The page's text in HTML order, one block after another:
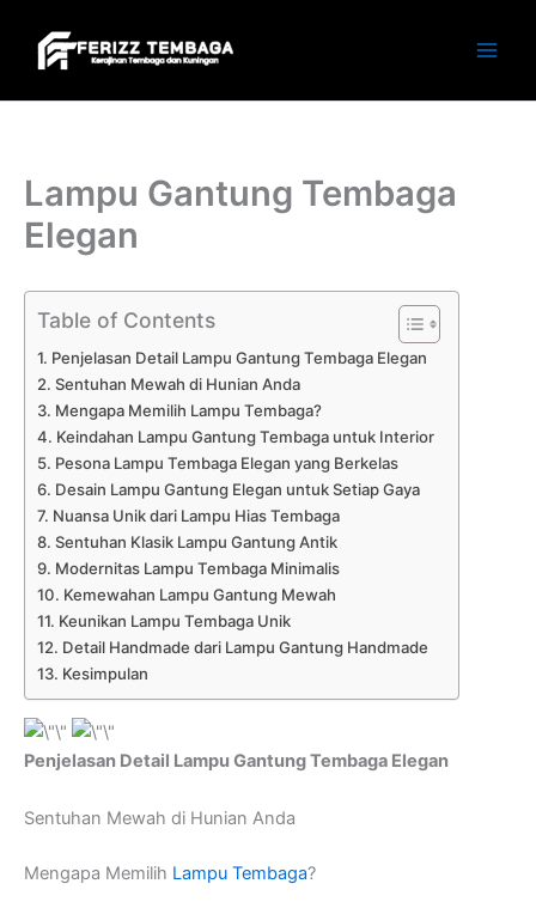
content
Lampu Gantung Tembaga
Elegan
Table of Contents
Penjelasan Detail Lampu Gantung Tembaga Elegan
Sentuhan Mewah di Hunian Anda
Mengapa Memilih Lampu Tembaga?
Keindahan Lampu Gantung Tembaga untuk Interior
Pesona Lampu Tembaga Elegan yang Berkelas
Desain Lampu Gantung Elegan untuk Setiap Gaya
Nuansa Unik dari Lampu Hias Tembaga
Sentuhan Klasik Lampu Gantung Antik
Modernitas Lampu Tembaga Minimalis
Kemewahan Lampu Gantung Mewah
Keunikan Lampu Tembaga Unik
Detail Handmade dari Lampu Gantung Handmade
Kesimpulan
Penjelasan Detail Lampu Gantung Tembaga Elegan
Sentuhan Mewah di Hunian Anda
Mengapa Memilih Lampu Tembaga?